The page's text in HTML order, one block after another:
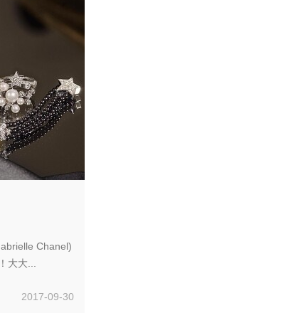
Chanel)
大大...
2017-09-30